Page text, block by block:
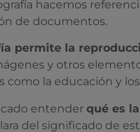
hacemos
de documentos.
permite la
y otros
la educación y
entender qué es
del significado de